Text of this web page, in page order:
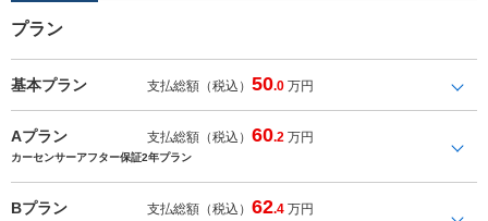
プラン
基本プラン 支払総額（税込）50.0 万円
Aプラン 支払総額（税込）60.2 万円
カーセンサーアフター保証2年プラン
Bプラン 支払総額（税込）62.4 万円